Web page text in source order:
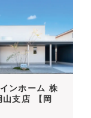
ンホーム 株
山支店 【岡